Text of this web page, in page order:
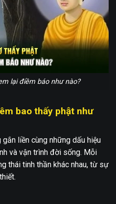
lại điềm báo như nào?
bao thấy phật như
liền cùng những dấu hiệu
và vận trình đời sống. Mỗi
thái tinh thần khác nhau, từ sự